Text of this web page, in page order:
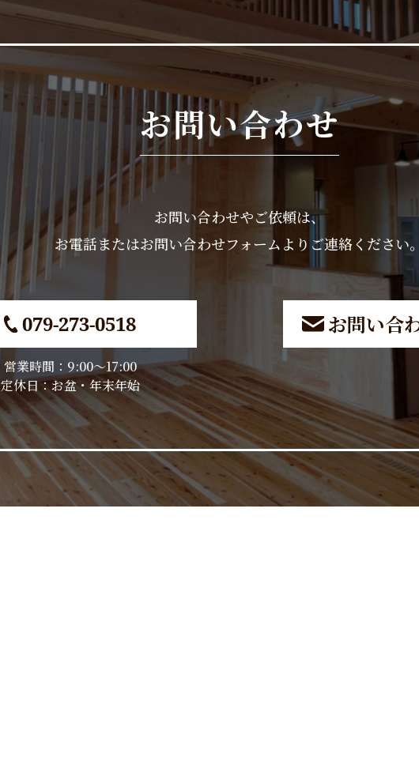
お問い合わせ
お問い合わせやご依頼は、
お電話またはお問い合わせフォームよりご連絡ください。
079-273-0518
営業時間：9:00～17:00
​​​​​​​定休日：お盆・年末年始
お問い合